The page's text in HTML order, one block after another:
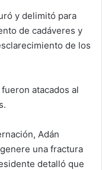
y delimitó para
de cadáveres y
de los
atacados al
Adán
una fractura
detalló que